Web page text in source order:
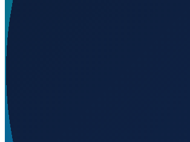
Wird geladen...
Istanbul